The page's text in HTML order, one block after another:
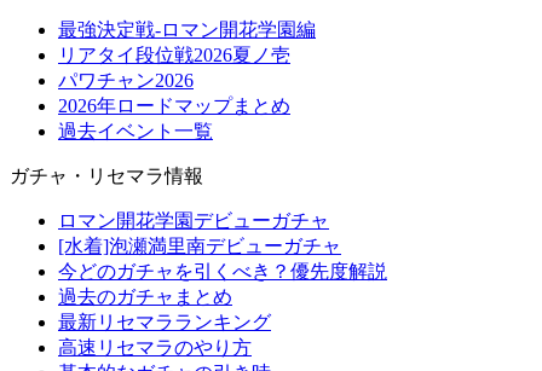
最強決定戦-ロマン開花学園編
リアタイ段位戦2026夏ノ壱
パワチャン2026
2026年ロードマップまとめ
過去イベント一覧
ガチャ・リセマラ情報
ロマン開花学園デビューガチャ
[水着]泡瀬満里南デビューガチャ
今どのガチャを引くべき？優先度解説
過去のガチャまとめ
最新リセマラランキング
高速リセマラのやり方